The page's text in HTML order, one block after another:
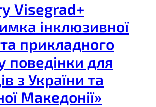
Visegrad+
інклюзивної
та прикладного
поведінки для
з України та
Македонії»